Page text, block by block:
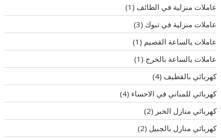
عاملات منزلية في الطائف (1)
عاملات منزلية في تبوك (3)
عاملات يالساعة القصيم (1)
عاملات يالساعة بالخرج (1)
كهربائي بالقطيف (4)
كهربائي للمباني في الاحساء (4)
كهربائي منازل الخبر (2)
كهربائي منازل بالجبيل (2)